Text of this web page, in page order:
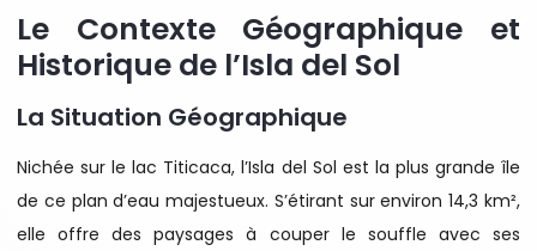
Le Contexte Géographique et
Historique de l’Isla del Sol
La Situation Géographique
Nichée sur le lac Titicaca, l’Isla del Sol est la plus grande île
de ce plan d’eau majestueux. S’étirant sur environ 14,3 km²,
elle offre des paysages à couper le souffle avec ses